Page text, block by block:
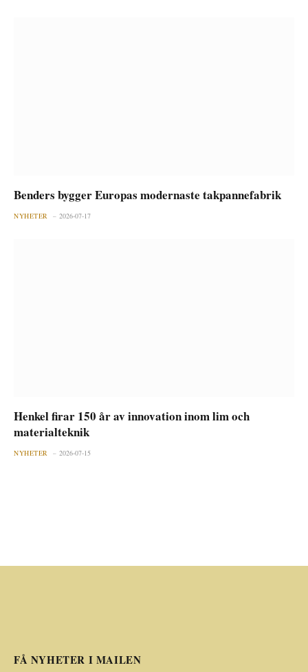
Benders bygger Europas modernaste takpannefabrik
NYHETER 2026-07-17
Henkel firar 150 år av innovation inom lim och
materialteknik
NYHETER 2026-07-15
FÅ NYHETER I MAILEN